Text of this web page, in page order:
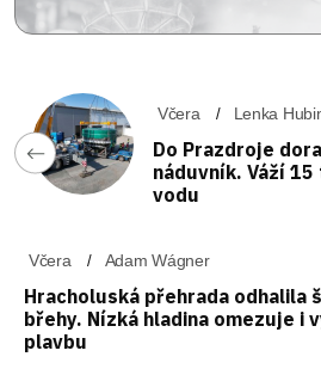
Včera Lenka
Do Prazdroje
náduvník. Váží
vodu
Včera Adam Wágner
Hracholuská přehrada odhalila
břehy. Nízká hladina omezuje i
plavbu